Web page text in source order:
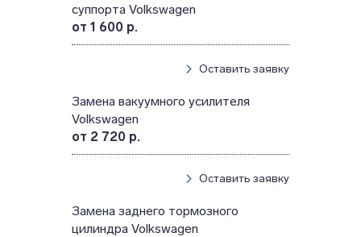
суппорта Volkswagen
от 1 600 р.
Оставить заявку
Замена вакуумного усилителя
Volkswagen
от 2 720 р.
Оставить заявку
Замена заднего тормозного
цилиндра Volkswagen